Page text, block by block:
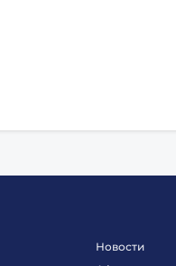
Новости